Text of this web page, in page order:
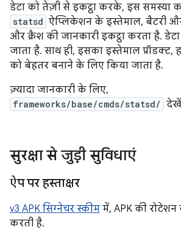
डेटा को तेज़ी से इकट्ठा करके, इस समस्या
statsd ऐप्लिकेशन के इस्तेमाल, बैटरी
और क्रैश की जानकारी इकट्ठा करता है.
जाता है. साथ ही, इसका इस्तेमाल प्रॉडक्ट,
को बेहतर बनाने के लिए किया जाता है.
ज़्यादा जानकारी के लिए,
frameworks/base/cmds/statsd/
सुरक्षा से जुड़ी सुविधाएं
ऐप पर हस्ताक्षर
v3 APK सिग्नेचर स्कीम में, APK की रोटेशन
करती है.